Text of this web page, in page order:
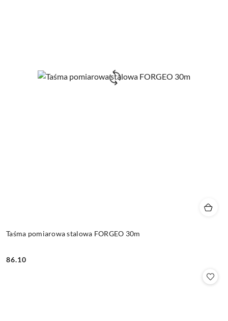
Taśma pomiarowa stalowa FORGEO 30m
Cena:
86.10